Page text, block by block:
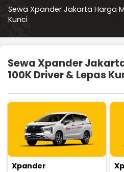
Sewa Xpander Jakarta Harga
Kunci
Sewa Xpander
100K Driver & Lepas
Xpander